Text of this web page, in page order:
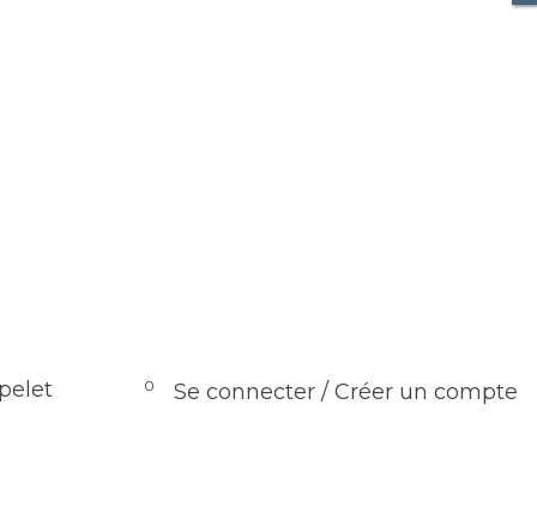
0 Se connecter / Créer un compte